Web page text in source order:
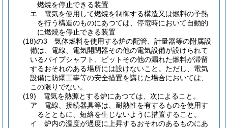
燃焼を停止できる装置
エ
電気を使用して燃焼を制御する構造又は燃料の予熱
を行う構造のものにあつては、停電時において自動的
に燃焼を停止できる装置
(18)の3
気体燃料を使用する炉の配管、計量器等の附属設
備は、電線、電気開閉器その他の電気設備が設けられて
いるパイプシャフト、ピットその他の漏れた燃料が滞留
するおそれのある場所には設けないこと。 ただし、電気
設備に防爆工事等の安全措置を講じた場合においては、
この限りでない。
(19)
電気を熱源とする炉にあつては、次によること。
ア
電線、接続器具等は、耐熱性を有するものを使用す
るとともに、短絡を生じないように措置すること。
イ
炉内の温度が過度に上昇するおそれのあるものにあ